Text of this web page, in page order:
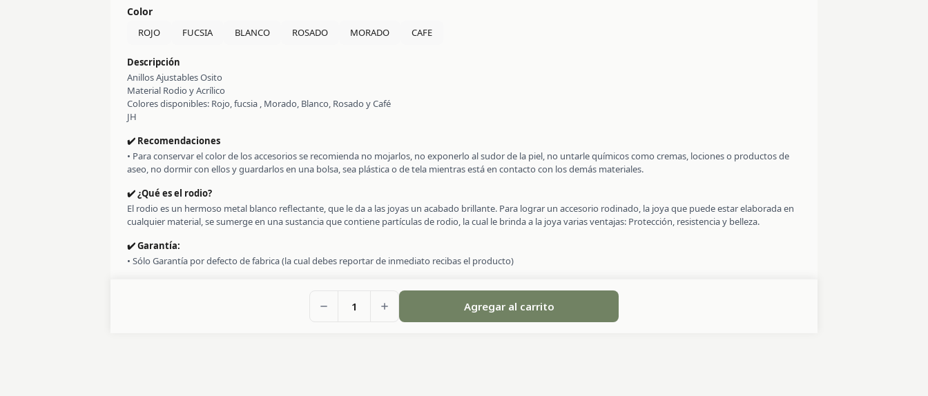
Color
ROJO FUCSIA BLANCO ROSADO MORADO CAFE
Descripción
Anillos Ajustables Osito
Material Rodio y Acrílico
Colores disponibles: Rojo, fucsia , Morado, Blanco, Rosado y Café
JH
✔️ Recomendaciones
• Para conservar el color de los accesorios se recomienda no mojarlos, no exponerlo al sudor de la piel, no untarle químicos como cremas, lociones o productos de
aseo, no dormir con ellos y guardarlos en una bolsa, sea plástica o de tela mientras está en contacto con los demás materiales.
✔️ ¿Qué es el rodio?
El rodio es un hermoso metal blanco reflectante, que le da a las joyas un acabado brillante. Para lograr un accesorio rodinado, la joya que puede estar elaborada en
cualquier material, se sumerge en una sustancia que contiene partículas de rodio, la cual le brinda a la joya varias ventajas: Protección, resistencia y belleza.
✔️ Garantía:
• Sólo Garantía por defecto de fabrica (la cual debes reportar de inmediato recibas el producto)
1 Agregar al carrito